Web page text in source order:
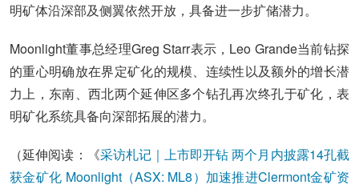
明矿体沿深部及侧翼依然开放，具备进一步扩储潜力。
Moonlight董事总经理Greg Starr表示，Leo Grande当前钻探
的重心明确放在界定矿化的规模、连续性以及额外的增长潜
力上，东南、西北两个延伸区多个钻孔再次终孔于矿化，表
明矿化系统具备向深部拓展的潜力。
（延伸阅读：《采访札记｜上市即开钻 两个月内披露14孔截
获金矿化 Moonlight（ASX: ML8）加速推进Clermont金矿资